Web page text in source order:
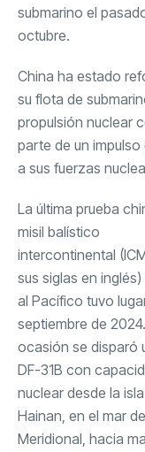
submarino el
octubre.
China ha estado
su flota de
propulsión nuclear
parte de un impulso
a sus fuerzas
La última prueba
misil balístico
intercontinental
sus siglas en
al Pacífico tuvo
septiembre de
ocasión se disparó
DF-31B con
nuclear desde la
Hainan, en el mar
Meridional, hacia